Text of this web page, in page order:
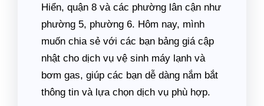
Hiển, quận 8 và các phường lân cận như
phường 5, phường 6. Hôm nay, mình
muốn chia sẻ với các bạn bảng giá cập
nhật cho dịch vụ vệ sinh máy lạnh và
bơm gas, giúp các bạn dễ dàng nắm bắt
thông tin và lựa chọn dịch vụ phù hợp.